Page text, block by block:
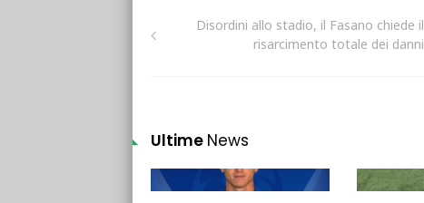
Disordini allo stadio, il Fasano chiede il
risarcimento totale dei danni
Ultime News